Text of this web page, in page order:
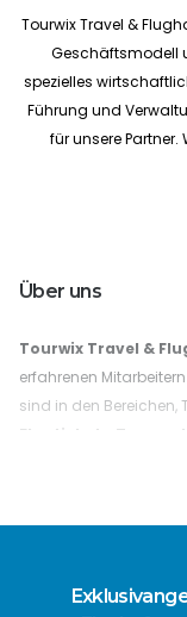
Tourwix Travel &
Geschäftsmodell
spezielles
Führung und
für unsere
Über uns
Tourwix Travel &
erfahrenen
sind in den Bereichen,
Flugtickets
Touren
Warum sollten Sie mit
beherrschen.